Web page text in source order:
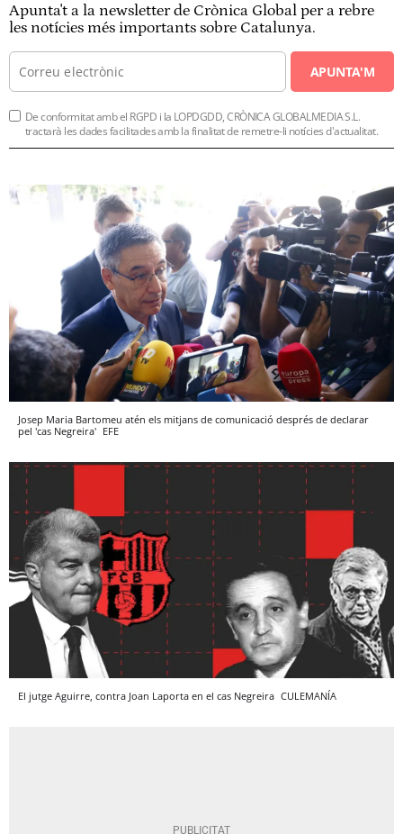
Apunta't a la newsletter de Crònica Global per a rebre
les notícies més importants sobre Catalunya.
APUNTA'M
De conformitat amb el RGPD i la LOPDGDD, CRÒNICA GLOBALMEDIA S.L.
tractarà les dades facilitades amb la finalitat de remetre-li notícies d'actualitat.
Josep Maria Bartomeu atén els mitjans de comunicació després de declarar
pel 'cas Negreira' EFE
El jutge Aguirre, contra Joan Laporta en el cas Negreira CULEMANÍA